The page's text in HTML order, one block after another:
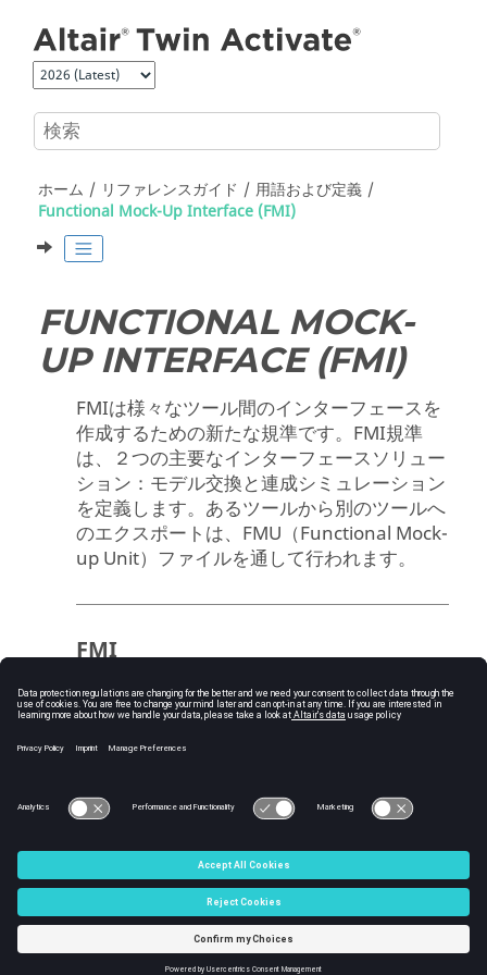
ホーム リファレンスガイド
用語および定義
Functional Mock-Up Interface (FMI)
FUNCTIONAL MOCK-
UP INTERFACE (FMI)
FMIは様々なツール間のインターフェースを
作成するための新たな規準です。FMI規準
は、２つの主要なインターフェースソリュー
ション：モデル交換と連成シミュレーション
を定義します。あるツールから別のツールへ
のエクスポートは、FMU（Functional Mock-
up Unit）ファイルを通して行われます。
FMI
C:\Users\tajima\GIT_DITA_OT\new-skin\DITA-
OT3.7.4\footer_hw.htm